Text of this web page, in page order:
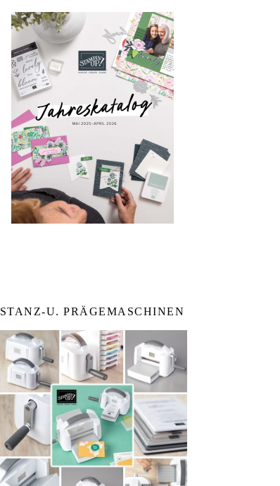
STANZ-U. PRÄGEMASCHINEN